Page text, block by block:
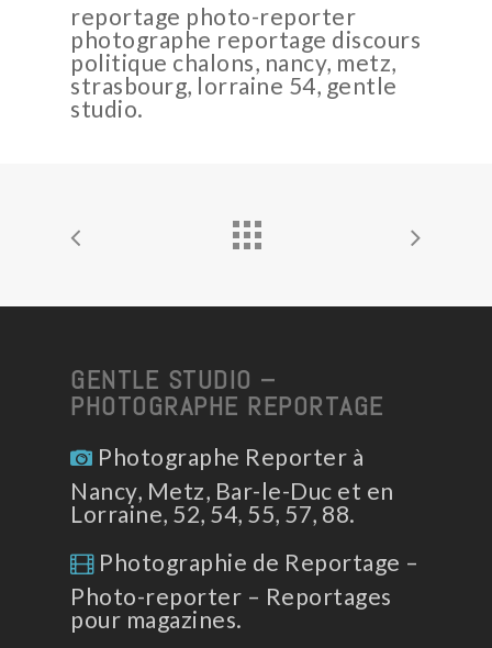
reportage photo-reporter
photographe reportage discours
politique chalons, nancy, metz,
strasbourg, lorraine 54, gentle
studio.
GENTLE STUDIO –
PHOTOGRAPHE REPORTAGE
Photographe Reporter à
Nancy, Metz, Bar-le-Duc et en
Lorraine, 52, 54, 55, 57, 88.
Photographie de Reportage –
Photo-reporter – Reportages
pour magazines.